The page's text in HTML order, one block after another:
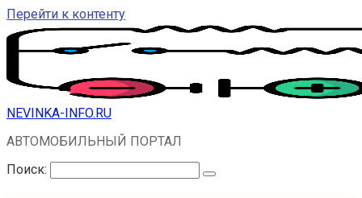
Перейти к контенту
NEVINKA-INFO.RU
АВТОМОБИЛЬНЫЙ ПОРТАЛ
Поиск: